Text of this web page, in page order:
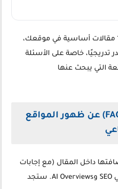
إذا طبقت هذه الخطة على 10 مقالات أساسية في موقعك،
خاصة على الأسئلة
التي يبحث عنها
9- أسئلة شائعة (FAQ) عن ظهور المواقع
داخل المقال (مع إجابات
مختصرة وواضحة) تساعد في SEO وAI Overviews. ستجد